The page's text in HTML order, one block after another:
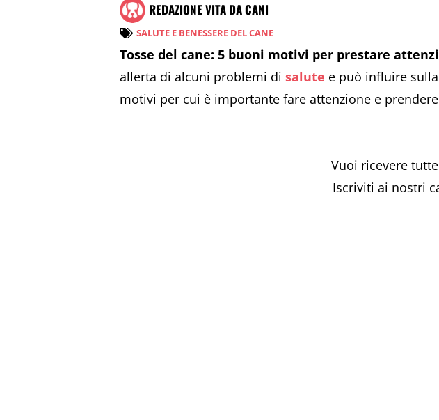
REDAZIONE VITA DA CANI
SALUTE E BENESSERE DEL CANE
Tosse del cane: 5 buoni motivi per prestare
allerta di alcuni problemi di salute e può influire
motivi per cui è importante fare attenzione e
Vuoi ricevere
Iscriviti ai nostri